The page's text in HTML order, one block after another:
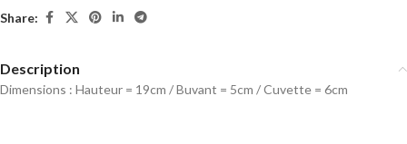
Share:
Description
Dimensions : Hauteur = 19cm / Buvant = 5cm / Cuvette = 6cm